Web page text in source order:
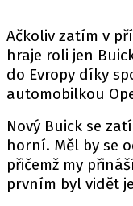
Ačkoliv zatím v
hraje roli jen
do Evropy díky
automobilkou
Nový Buick se
horní. Měl by se
přičemž my
prvním byl vidět